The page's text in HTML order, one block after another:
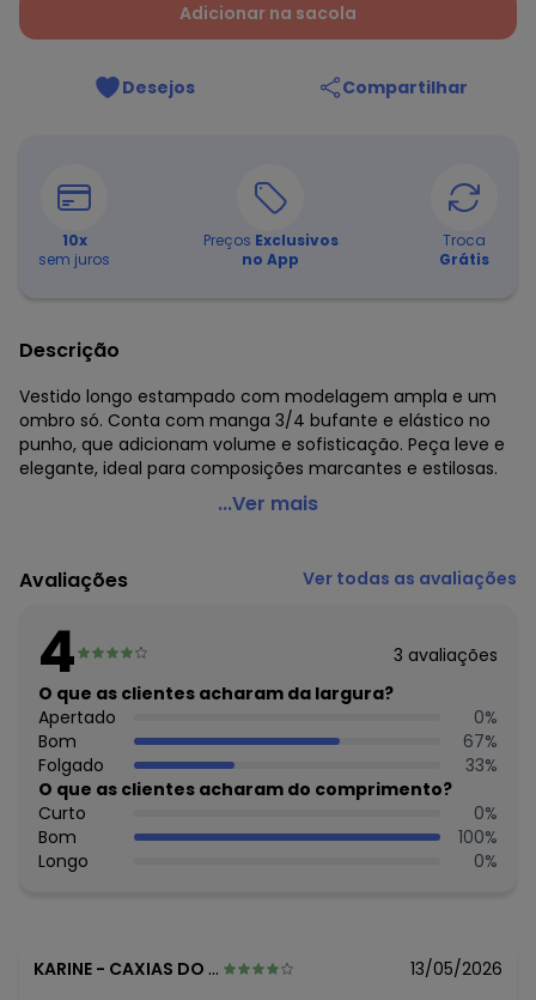
Adicionar na sacola
Desejos Compartilhar
10x
sem juros
Preços Exclusivos
no App
Troca
Grátis
Descrição
Vestido longo estampado com modelagem ampla e um
ombro só. Conta com manga 3/4 bufante e elástico no
punho, que adicionam volume e sofisticação. Peça leve e
elegante, ideal para composições marcantes e estilosas.
Farm - Vestido Longo Ombro Só Lineia Verde
Modelagem: Ampla
Modelo: Evasê
Comprimento: Longo
Forro: Não
Cinto: Não Acompanha
Decote Costas: Ombro Só
Fornecedor: CIDADE MARAVILHOSA IND E COM DE ROUPAS /
CNPJ 96.116.690/0051-8
Feito: Brasil
Cuidados para conservação do produto: Não Alvejar Não
Secar Em Tambor Temperatura Máxima Da Base Do Ferro
110 C Sem Vapor Não Limpar A Seco Não Deixar De Molho
...Ver mais
Avaliações Ver todas as avaliações
4 3 avaliações
O que as clientes acharam da largura?
Apertado
0%
Bom
67%
Folgado
33%
O que as clientes acharam do comprimento?
Curto
0%
Bom
100%
Longo
0%
KARINE - CAXIAS DO SUL - RS 13/05/2026